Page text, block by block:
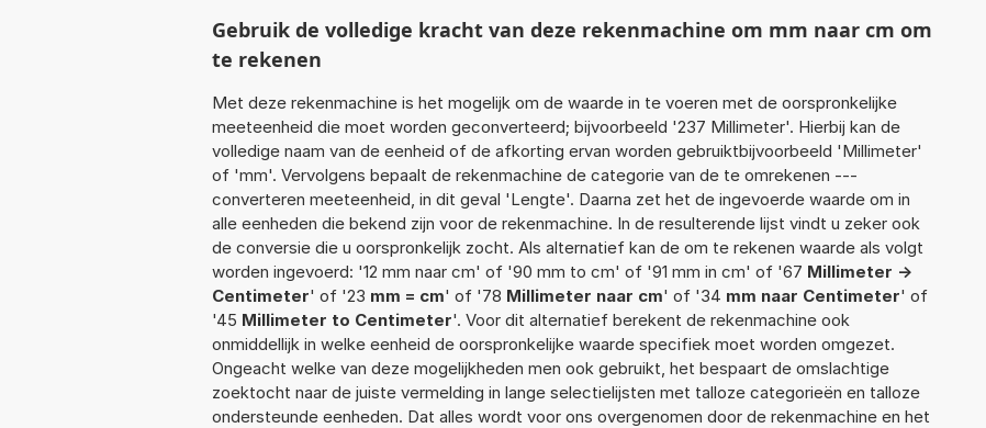
Gebruik de volledige kracht van deze rekenmachine om mm naar cm om
te rekenen
Met deze rekenmachine is het mogelijk om de waarde in te voeren met de oorspronkelijke
meeteenheid die moet worden geconverteerd; bijvoorbeeld '237 Millimeter'. Hierbij kan de
volledige naam van de eenheid of de afkorting ervan worden gebruiktbijvoorbeeld 'Millimeter'
of 'mm'. Vervolgens bepaalt de rekenmachine de categorie van de te omrekenen ---
converteren meeteenheid, in dit geval 'Lengte'. Daarna zet het de ingevoerde waarde om in
alle eenheden die bekend zijn voor de rekenmachine. In de resulterende lijst vindt u zeker ook
de conversie die u oorspronkelijk zocht. Als alternatief kan de om te rekenen waarde als volgt
worden ingevoerd: '12 mm naar cm' of '90 mm to cm' of '91 mm in cm' of '67 Millimeter ->
Centimeter' of '23 mm = cm' of '78 Millimeter naar cm' of '34 mm naar Centimeter' of
'45 Millimeter to Centimeter'. Voor dit alternatief berekent de rekenmachine ook
onmiddellijk in welke eenheid de oorspronkelijke waarde specifiek moet worden omgezet.
Ongeacht welke van deze mogelijkheden men ook gebruikt, het bespaart de omslachtige
zoektocht naar de juiste vermelding in lange selectielijsten met talloze categorieën en talloze
ondersteunde eenheden. Dat alles wordt voor ons overgenomen door de rekenmachine en het